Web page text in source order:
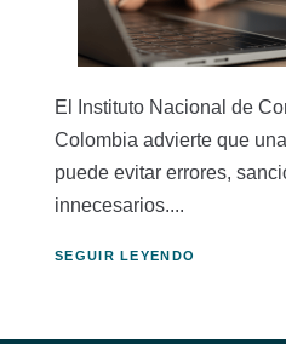
El Instituto Nacional de
Colombia advierte que
puede evitar errores,
innecesarios....
SEGUIR LEYENDO